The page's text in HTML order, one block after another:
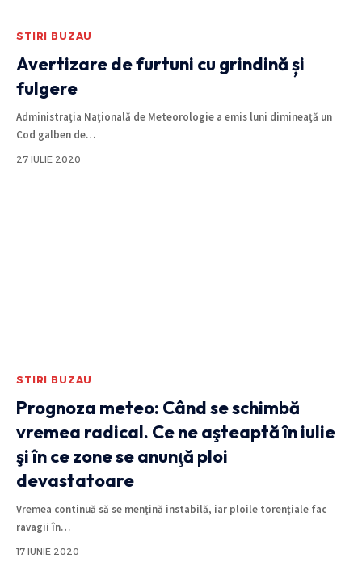
STIRI BUZAU
Avertizare de furtuni cu grindină și
fulgere
Administrația Națională de Meteorologie a emis luni dimineață un
Cod galben de…
27 IULIE 2020
STIRI BUZAU
Prognoza meteo: Când se schimbă
vremea radical. Ce ne aşteaptă în iulie
şi în ce zone se anunţă ploi
devastatoare
Vremea continuă să se menţină instabilă, iar ploile torenţiale fac
ravagii în…
17 IUNIE 2020